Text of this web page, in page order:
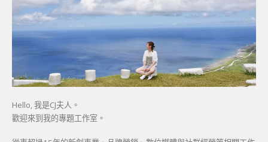
Hello, 我是CJ夫人。
歡迎來到我的專題工作室。